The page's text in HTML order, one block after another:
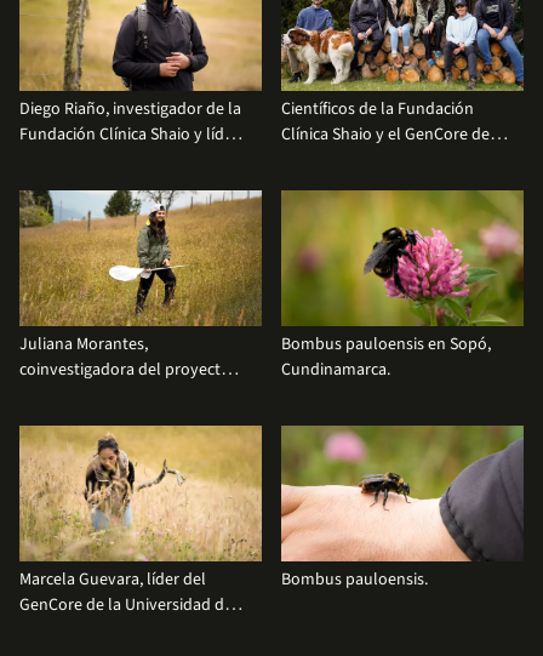
Diego Riaño, investigador de la
Fundación Clínica Shaio y líder
Científicos de la Fundación
Clínica Shaio y el GenCore de la
Jesús Jácome, Diego Riaño,
Marcela Guevara, Juliana
Morantes, Alejandra Ardila,
Andrés Lizcano.
Juliana Morantes,
coinvestigadora del proyecto
Fotos: Daniel Álvarez.
Bombus pauloensis en Sopó,
Cundinamarca.
Marcela Guevara, líder del
GenCore de la Universidad de
Bombus pauloensis.